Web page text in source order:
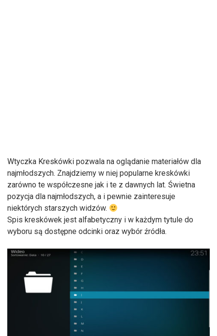
Wtyczka Kreskówki pozwala na oglądanie materiałów dla
najmłodszych. Znajdziemy w niej popularne kreskówki
zarówno te współczesne jak i te z dawnych lat. Świetna
pozycja dla najmłodszych, a i pewnie zainteresuje
niektórych starszych widzów.
Spis kreskówek jest alfabetyczny i w każdym tytule do
wyboru są dostępne odcinki oraz wybór źródła.